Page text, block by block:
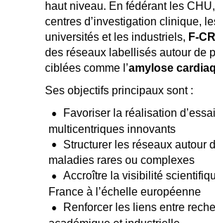
haut niveau. En fédérant les
centres d’investigation clinique,
universités et les industriels, F-
des réseaux labellisés autour de
ciblées comme l’amylose
Ses objectifs principaux sont :
Favoriser la réalisation
multicentriques innovants
Structurer les réseaux autour
maladies rares ou complexes
Accroître la visibilité
France à l’échelle européenne
Renforcer les liens entre